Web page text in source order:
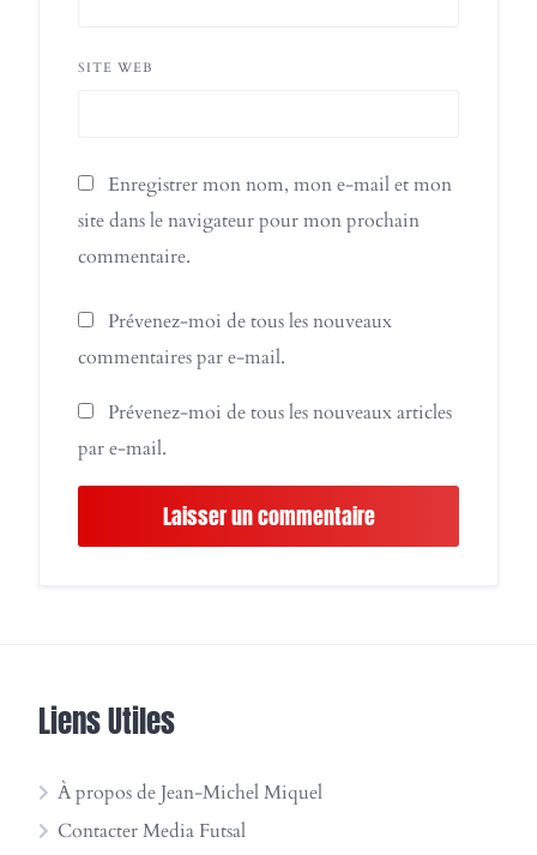
SITE WEB
Enregistrer mon nom, mon e-mail et mon
site dans le navigateur pour mon prochain
commentaire.
Prévenez-moi de tous les nouveaux
commentaires par e-mail.
Prévenez-moi de tous les nouveaux articles
par e-mail.
Liens Utiles
À propos de Jean-Michel Miquel
Contacter Media Futsal